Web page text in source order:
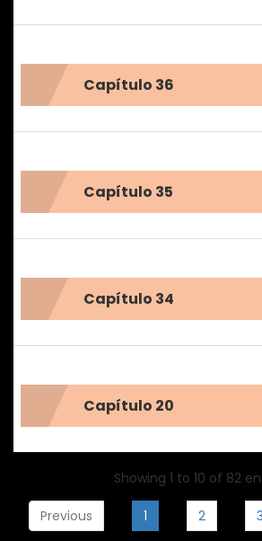
Capítulo 36
Capítulo 35
Capítulo 34
Capítulo 20
Showing 1 to 10 of 82
Previous 1 2 3